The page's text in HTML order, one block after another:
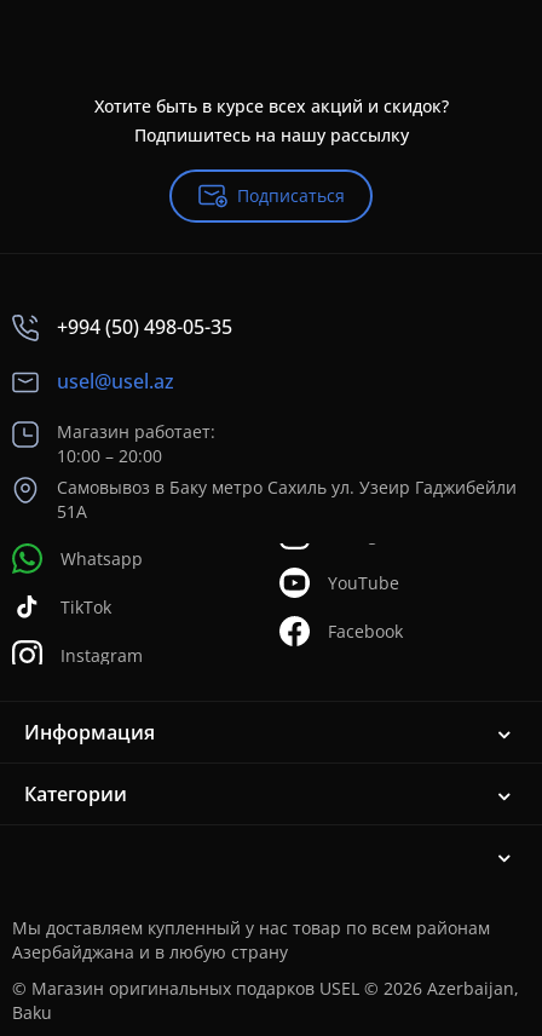
Хотите быть в курсе всех акций и скидок?
Подпишитесь на нашу рассылку
Подписаться
+994 (50) 498-05-35
usel@usel.az
Магазин работает:
10:00 – 20:00
Самовывоз в Баку метро Сахиль ул. Узеир Гаджибейли
51А
Whatsapp
TikTok
Instagram
YouTube
Facebook
Информация
Категории
Мы доставляем купленный у нас товар по всем районам
Азербайджана и в любую страну
© Магазин оригинальных подарков USEL © 2026 Azerbaijan,
Baku